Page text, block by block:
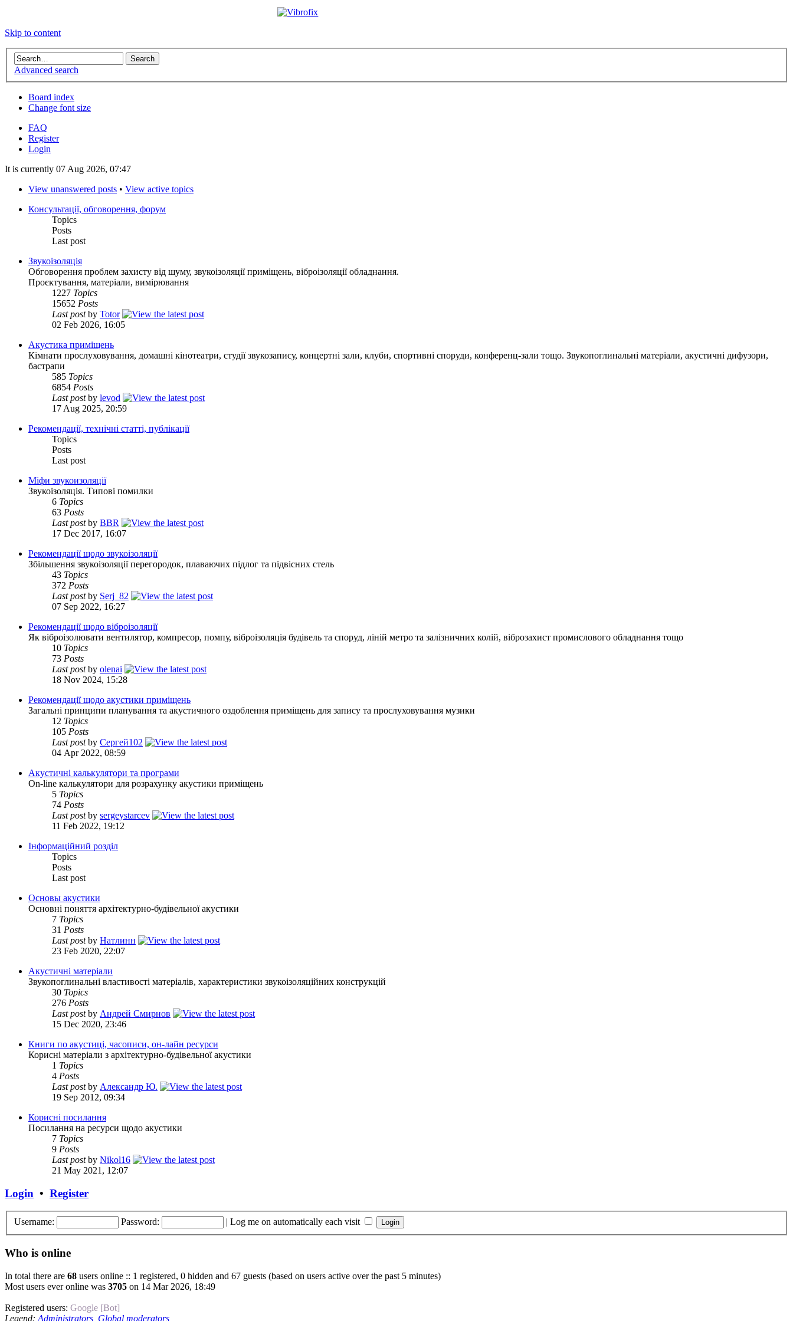
Skip to content
Advanced search
Board index
Change font size
FAQ
Register
Login
It is currently 07 Aug 2026, 07:47
View unanswered posts • View active topics
Консультації, обговорення, форум
Topics
Posts
Last post
Звукоізоляція
Обговорення проблем захисту від шуму, звукоізоляції приміщень, віброізоляції обладнання.
Проєктування, матеріали, вимірювання
1227 Topics
15652 Posts
Last postby Totor
02 Feb 2026, 16:05
Акустика приміщень
Кімнати прослуховування, домашні кінотеатри, студії звукозапису, концертні зали, клуби, спортивні споруди, конференц-зали тощо. Звукопоглинальні матеріали, акустичні дифузори,
бастрапи
585 Topics
6854 Posts
Last postby levod
17 Aug 2025, 20:59
Рекомендації, технічні статті, публікації
Topics
Posts
Last post
Міфи звукоизоляції
Звукоізоляція. Типові помилки
6 Topics
63 Posts
Last postby BBR
17 Dec 2017, 16:07
Рекомендації щодо звукоізоляції
Збільшення звукоізоляції перегородок, плаваючих підлог та підвісних стель
43 Topics
372 Posts
Last postby Serj_82
07 Sep 2022, 16:27
Рекомендації щодо віброізоляції
Як віброізолювати вентилятор, компресор, помпу, віброізоляція будівель та споруд, ліній метро та залізничних колій, віброзахист промислового обладнання тощо
10 Topics
73 Posts
Last postby olenai
18 Nov 2024, 15:28
Рекомендації щодо акустики приміщень
Загальні принципи планування та акустичного оздоблення приміщень для запису та прослуховування музики
12 Topics
105 Posts
Last postby Сергей102
04 Apr 2022, 08:59
Акустичні калькулятори та програми
On-line калькулятори для розрахунку акустики приміщень
5 Topics
74 Posts
Last postby sergeystarcev
11 Feb 2022, 19:12
Інформаційний розділ
Topics
Posts
Last post
Основы акустики
Основні поняття архітектурно-будівельної акустики
7 Topics
31 Posts
Last postby Натлинн
23 Feb 2020, 22:07
Акустичні матеріали
Звукопоглинальні властивості матеріалів, характеристики звукоізоляційних конструкцій
30 Topics
276 Posts
Last postby Андрей Смирнов
15 Dec 2020, 23:46
Книги по акустиці, часописи, он-лайн ресурси
Корисні матеріали з архітектурно-будівельної акустики
1 Topics
4 Posts
Last postby Александр Ю.
19 Sep 2012, 09:34
Корисні посилання
Посилання на ресурси щодо акустики
7 Topics
9 Posts
Last postby Nikol16
21 May 2021, 12:07
Login • Register
Username: Password: | Log me on automatically each visit
Who is online
In total there are 68 users online :: 1 registered, 0 hidden and 67 guests (based on users active over the past 5 minutes)
Most users ever online was 3705 on 14 Mar 2026, 18:49
Registered users: Google [Bot]
Legend: Administrators Global moderators